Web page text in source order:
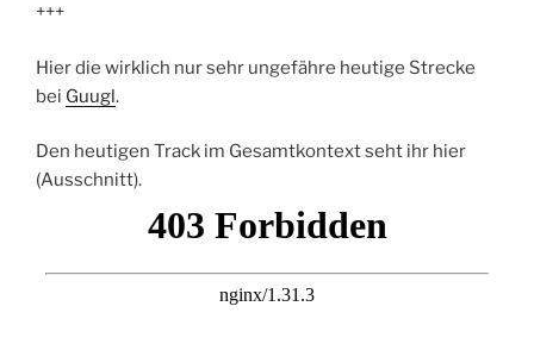
+++
Hier die wirklich nur sehr ungefähre heutige Strecke
bei Guugl.
Den heutigen Track im Gesamtkontext seht ihr hier
(Ausschnitt).